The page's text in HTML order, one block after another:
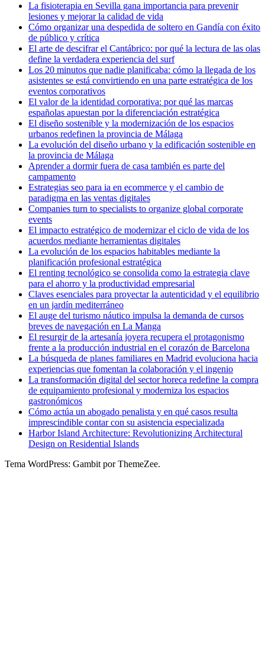
La fisioterapia en Sevilla gana importancia para prevenir
lesiones y mejorar la calidad de vida
Cómo organizar una despedida de soltero en Gandía con éxito
de público y crítica
El arte de descifrar el Cantábrico: por qué la lectura de las olas
define la verdadera experiencia del surf
Los 20 minutos que nadie planificaba: cómo la llegada de los
asistentes se está convirtiendo en una parte estratégica de los
eventos corporativos
El valor de la identidad corporativa: por qué las marcas
españolas apuestan por la diferenciación estratégica
El diseño sostenible y la modernización de los espacios
urbanos redefinen la provincia de Málaga
La evolución del diseño urbano y la edificación sostenible en
la provincia de Málaga
Aprender a dormir fuera de casa también es parte del
campamento
Estrategias seo para ia en ecommerce y el cambio de
paradigma en las ventas digitales
Companies turn to specialists to organize global corporate
events
El impacto estratégico de modernizar el ciclo de vida de los
acuerdos mediante herramientas digitales
La evolución de los espacios habitables mediante la
planificación profesional estratégica
El renting tecnológico se consolida como la estrategia clave
para el ahorro y la productividad empresarial
Claves esenciales para proyectar la autenticidad y el equilibrio
en un jardín mediterráneo
El auge del turismo náutico impulsa la demanda de cursos
breves de navegación en La Manga
El resurgir de la artesanía joyera recupera el protagonismo
frente a la producción industrial en el corazón de Barcelona
La búsqueda de planes familiares en Madrid evoluciona hacia
experiencias que fomentan la colaboración y el ingenio
La transformación digital del sector horeca redefine la compra
de equipamiento profesional y moderniza los espacios
gastronómicos
Cómo actúa un abogado penalista y en qué casos resulta
imprescindible contar con su asistencia especializada
Harbor Island Architecture: Revolutionizing Architectural
Design on Residential Islands
Tema WordPress: Gambit por ThemeZee.